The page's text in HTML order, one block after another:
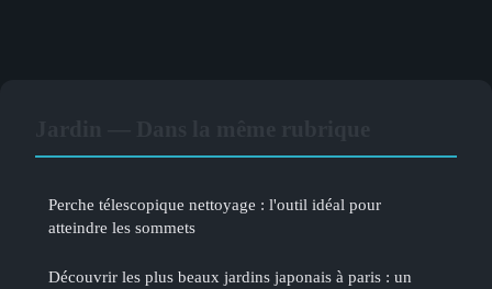
Perche télescopique nettoyage : l'outil idéal pour
atteindre les sommets
Découvrir les plus beaux jardins japonais à paris : un